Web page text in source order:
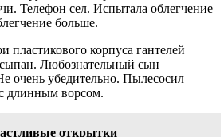
Телефон сел. Испытала облегчение
больше.
пластикового корпуса гантелей
Любознательный сын
очень убедительно. Пылесосил
длинным ворсом.
открытки